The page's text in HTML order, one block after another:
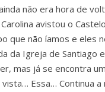
não era hora de
avistou o
que não íamos e eles
da Igreja de
mas já se encontra
Essa… Continua a